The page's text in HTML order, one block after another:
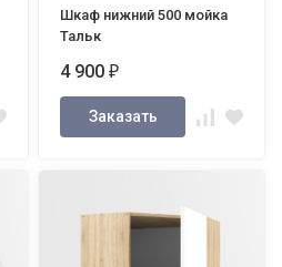
Шкаф нижний 500 мойка
Тальк
4 900₽
Заказать